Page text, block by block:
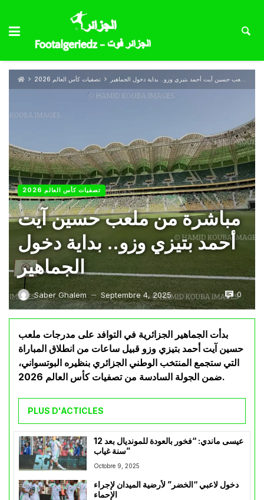
تصفيات كأس العالم 2026 مباشرة من ملعب حسين آيت أحمد بتيزي وزو.. بداية دخول الجماهير
تصفيات كأس العالم 2026
مباشرة من ملعب حسين آيت
أحمد بتيزي وزو.. بداية دخول
الجماهير
Saber Ghalem — Septembre 4, 2025 0
بدأت الجماهير الجزائرية في التوافد على مدرجات ملعب
حسين آيت أحمد بتيزي وزو قبيل ساعات من انطلاق المباراة
التي ستجمع المنتخب الوطني الجزائري بنظيره البوتسواني،
ضمن الجولة السادسة من تصفيات كأس العالم 2026.
PLUS D'ACTICLES
عيسى ماندي: “فخور بالعودة للمونديال بعد 12
سنة غياب”
Octobre 9, 2025
دخول لاعبي “الخضر” لأرضية الميدان لإجراء
الإحماء